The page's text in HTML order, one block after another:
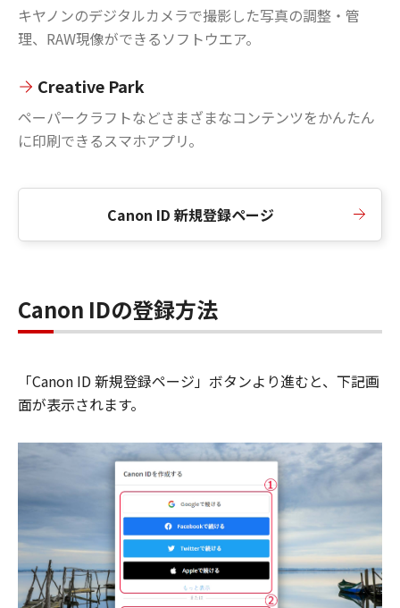
キヤノンのデジタルカメラで撮影した写真の調整・管
理、RAW現像ができるソフトウエア。
Creative Park
ペーパークラフトなどさまざまなコンテンツをかんたん
に印刷できるスマホアプリ。
Canon ID 新規登録ページ
Canon IDの登録方法
「Canon ID 新規登録ページ」ボタンより進むと、下記画
面が表示されます。